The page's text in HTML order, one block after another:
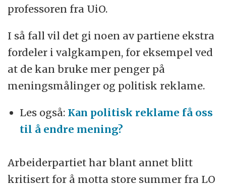
professoren fra UiO.
I så fall vil det gi noen av partiene ekstra
fordeler i valgkampen, for eksempel ved
at de kan bruke mer penger på
meningsmålinger og politisk reklame.
Les også: Kan politisk reklame få oss
til å endre mening?
Arbeiderpartiet har blant annet blitt
kritisert for å motta store summer fra LO